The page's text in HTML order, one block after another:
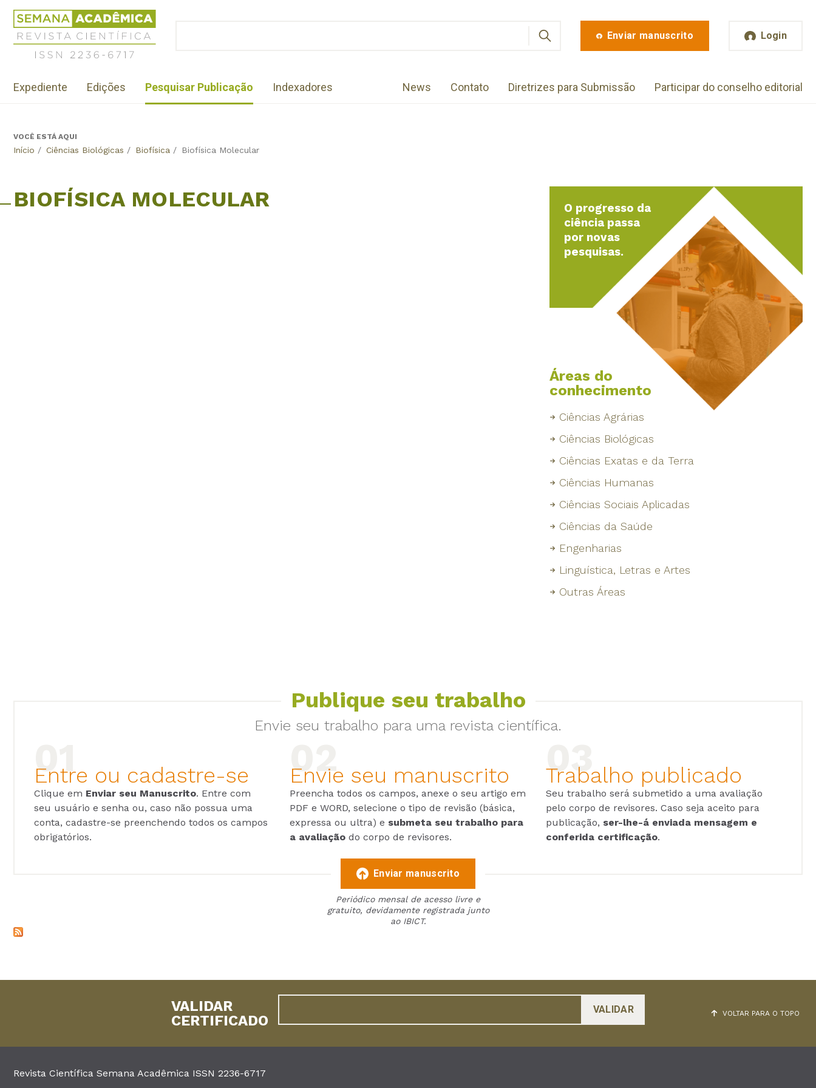
Jump
navigation
Revista
Científica
Semana
Acadêmica
2236-
Enviar manuscrito Login
Menu
institutional
Expediente Edições Pesquisar Publicação Indexadores News Contato Diretrizes para Submissão Participar do conselho editorial
BackVOCÊ ESTÁ AQUI
Início / Ciências Biológicas / Biofísica / Biofísica Molecular
BIOFÍSICA MOLECULAR
O progresso da
ciência passa
por novas
pesquisas.
Áreas do
conhecimento
Ciências Agrárias
Ciências Biológicas
Ciências Exatas e da Terra
Ciências Humanas
Ciências Sociais Aplicadas
Ciências da Saúde
Engenharias
Linguística, Letras e Artes
Outras Áreas
Publique seu trabalho
Envie seu trabalho para uma revista científica.
Entre ou cadastre-se
Clique em Enviar seu Manuscrito. Entre com
seu usuário e senha ou, caso não possua uma
conta, cadastre-se preenchendo todos os campos
obrigatórios.
Envie seu manuscrito
Preencha todos os campos, anexe o seu artigo em
PDF e WORD, selecione o tipo de revisão (básica,
expressa ou ultra) e submeta seu trabalho para
a avaliação do corpo de revisores.
Trabalho publicado
Seu trabalho será submetido a uma avaliação
pelo corpo de revisores. Caso seja aceito para
publicação, ser-lhe-á enviada mensagem e
conferida certificação.
Enviar manuscrito
Periódico mensal de acesso livre e
gratuito, devidamente registrada junto
ao IBICT.
VOLTAR PARA O TOPO
VALIDAR
CERTIFICADO
Revista Científica Semana Acadêmica ISSN 2236-6717